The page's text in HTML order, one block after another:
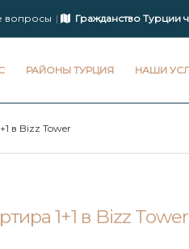
вопросы Гражданство Турции
РАЙОНЫ ТУРЦИЯ НАШИ
в Bizz Tower
1+1 в Bizz Tower